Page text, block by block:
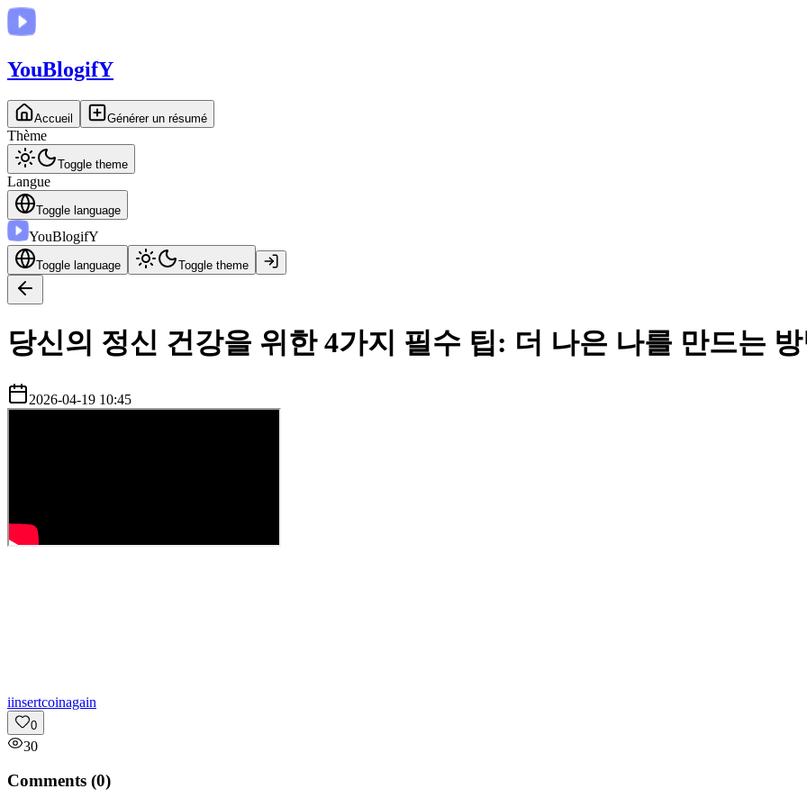
YouBlogifY
Accueil Générer un résumé
Thème
Toggle theme
Langue
Toggle language
YouBlogifY
Toggle language Toggle theme
당신의 정신 건강을 위한 4가지 필수 팁: 더 나은 나를 만드는
2026-04-19 10:45
iinsertcoinagain
0
30
Comments (0)